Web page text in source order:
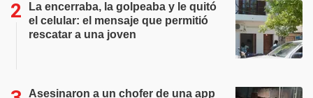
La encerraba, la golpeaba y le quitó
el celular: el mensaje que permitió
rescatar a una joven
Asesinaron a un chofer de una app